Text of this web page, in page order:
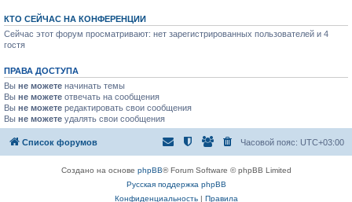
КТО СЕЙЧАС НА КОНФЕРЕНЦИИ
Сейчас этот форум просматривают: нет зарегистрированных пользователей и 4
гостя
ПРАВА ДОСТУПА
Вы не можете начинать темы
Вы не можете отвечать на сообщения
Вы не можете редактировать свои сообщения
Вы не можете удалять свои сообщения
Список форумов Часовой пояс: UTC+03:00
Создано на основе phpBB® Forum Software © phpBB Limited
Русская поддержка phpBB
Конфиденциальность| Правила